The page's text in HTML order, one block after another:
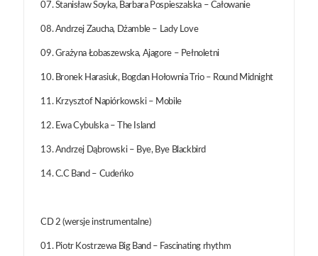
07. Stanisław Soyka, Barbara Pospieszalska – Całowanie
08. Andrzej Zaucha, Dżamble – Lady Love
09. Grażyna Łobaszewska, Ajagore – Pełnoletni
10. Bronek Harasiuk, Bogdan Hołownia Trio – Round Midnight
11. Krzysztof Napiórkowski – Mobile
12. Ewa Cybulska – The Island
13. Andrzej Dąbrowski – Bye, Bye Blackbird
14. C.C Band – Cudeńko
CD 2 (wersje instrumentalne)
01. Piotr Kostrzewa Big Band – Fascinating rhythm